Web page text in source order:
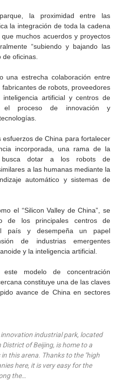
la proximidad entre las
la integración de toda la cadena
muchos acuerdos y proyectos
“subiendo y bajando las
oficinas.
una estrecha colaboración entre
de robots, proveedores
artificial y centros de
el proceso de innovación y
de China para fortalecer
incorporada, una rama de la
busca dotar a los robots de
a las humanas mediante la
automático y sistemas de
el “Silicon Valley de China”, se
de los principales centros de
país y desempeña un papel
de industrias emergentes
y la inteligencia artificial.
modelo de concentración
constituye una de las claves
avance de China en sectores
industrial park, located
of Beijing, is home to a
this arena. Thanks to the "high
here, it is very easy for the
the…